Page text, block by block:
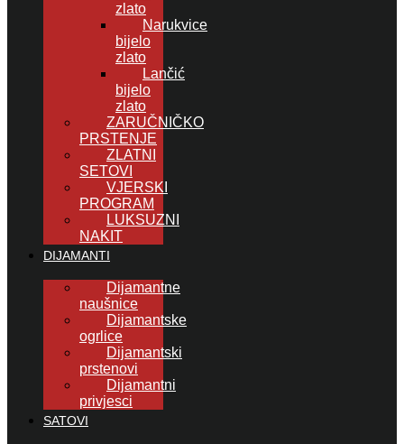
zlato
Narukvice
bijelo
zlato
Lančić
bijelo
zlato
ZARUČNIČKO
PRSTENJE
ZLATNI
SETOVI
VJERSKI
PROGRAM
LUKSUZNI
NAKIT
DIJAMANTI
Dijamantne
naušnice
Dijamantske
ogrlice
Dijamantski
prstenovi
Dijamantni
privjesci
SATOVI